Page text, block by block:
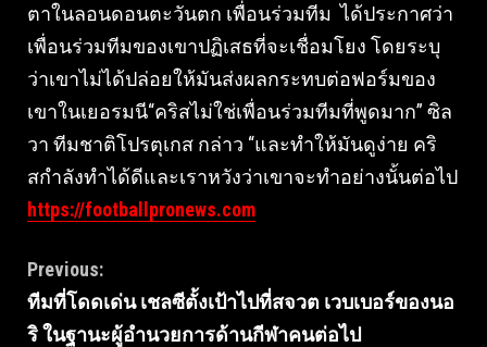
ตาในลอนดอนตะวันตก เพื่อนร่วมทีม ได้ประกาศว่า
เพื่อนร่วมทีมของเขาปฏิเสธที่จะเชื่อมโยง โดยระบุ
ว่าเขาไม่ได้ปล่อยให้มันส่งผลกระทบต่อฟอร์มของ
เขาในเยอรมนี“คริสไม่ใช่เพื่อนร่วมทีมที่พูดมาก” ซิล
วา ทีมชาติโปรตุเกส กล่าว “และทำให้มันดูง่าย คริ
สกำลังทำได้ดีและเราหวังว่าเขาจะทำอย่างนั้นต่อไป
https://footballpronews.com
Continue
Reading
Previous:
ทีมที่โดดเด่น เชลซีตั้งเป้าไปที่สจวต เวบเบอร์ของนอ
ริ ในฐานะผู้อำนวยการด้านกีฬาคนต่อไป